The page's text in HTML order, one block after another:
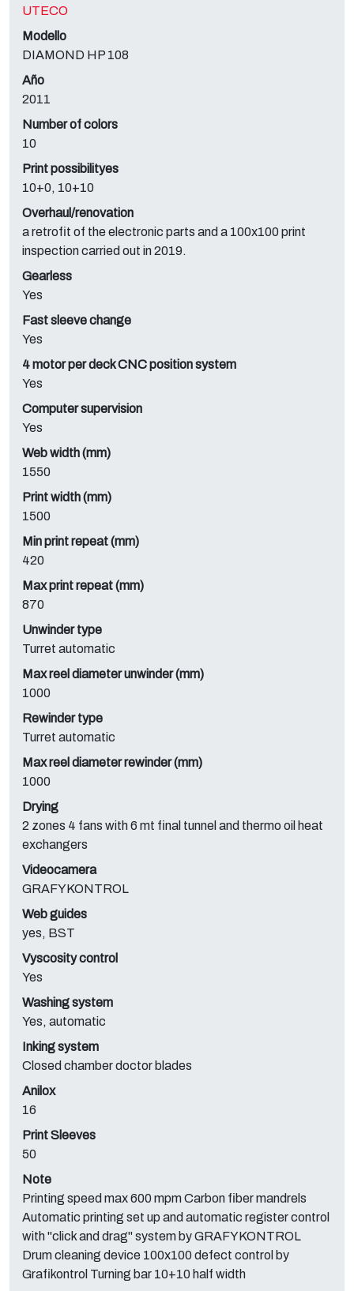
UTECO
Modello
DIAMOND HP 108
Año
2011
Number of colors
10
Print possibilityes
10+0, 10+10
Overhaul/renovation
a retrofit of the electronic parts and a 100x100 print
inspection carried out in 2019.
Gearless
Yes
Fast sleeve change
Yes
4 motor per deck CNC position system
Yes
Computer supervision
Yes
Web width (mm)
1550
Print width (mm)
1500
Min print repeat (mm)
420
Max print repeat (mm)
870
Unwinder type
Turret automatic
Max reel diameter unwinder (mm)
1000
Rewinder type
Turret automatic
Max reel diameter rewinder (mm)
1000
Drying
2 zones 4 fans with 6 mt final tunnel and thermo oil heat
exchangers
Videocamera
GRAFYKONTROL
Web guides
yes, BST
Vyscosity control
Yes
Washing system
Yes, automatic
Inking system
Closed chamber doctor blades
Anilox
16
Print Sleeves
50
Note
Printing speed max 600 mpm Carbon fiber mandrels
Automatic printing set up and automatic register control
with "click and drag" system by GRAFYKONTROL
Drum cleaning device 100x100 defect control by
Grafikontrol Turning bar 10+10 half width